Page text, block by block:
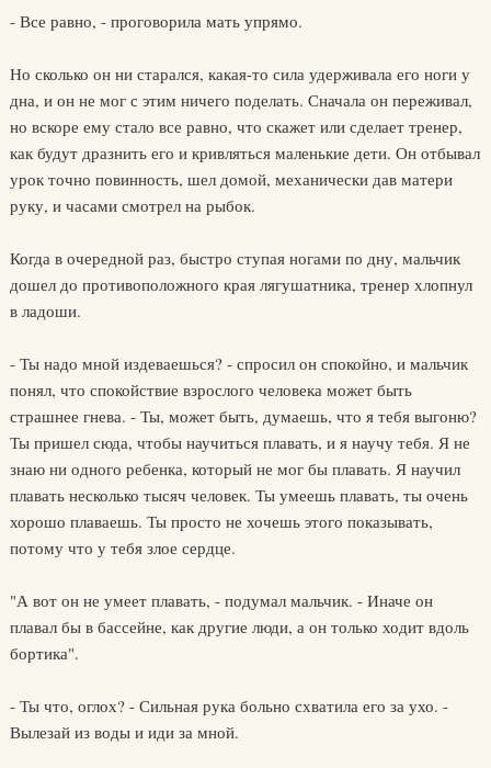
- Все равно, - проговорила мать упрямо.
Но сколько он ни старался, какая-то сила удерживала его ноги у
дна, и он не мог с этим ничего поделать. Сначала он переживал,
но вскоре ему стало все равно, что скажет или сделает тренер,
как будут дразнить его и кривляться маленькие дети. Он отбывал
урок точно повинность, шел домой, механически дав матери
руку, и часами смотрел на рыбок.
Когда в очередной раз, быстро ступая ногами по дну, мальчик
дошел до противоположного края лягушатника, тренер хлопнул
в ладоши.
- Ты надо мной издеваешься? - спросил он спокойно, и мальчик
понял, что спокойствие взрослого человека может быть
страшнее гнева. - Ты, может быть, думаешь, что я тебя выгоню?
Ты пришел сюда, чтобы научиться плавать, и я научу тебя. Я не
знаю ни одного ребенка, который не мог бы плавать. Я научил
плавать несколько тысяч человек. Ты умеешь плавать, ты очень
хорошо плаваешь. Ты просто не хочешь этого показывать,
потому что у тебя злое сердце.
"А вот он не умеет плавать, - подумал мальчик. - Иначе он
плавал бы в бассейне, как другие люди, а он только ходит вдоль
бортика".
- Ты что, оглох? - Сильная рука больно схватила его за ухо. -
Вылезай из воды и иди за мной.